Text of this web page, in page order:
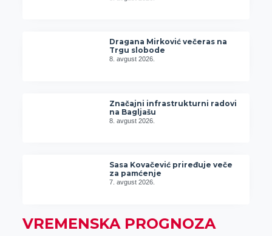
Dragana Mirković večeras na
Trgu slobode
8. avgust 2026.
Značajni infrastrukturni radovi
na Bagljašu
8. avgust 2026.
Sasa Kovačević priređuje veče
za pamćenje
7. avgust 2026.
VREMENSKA PROGNOZA